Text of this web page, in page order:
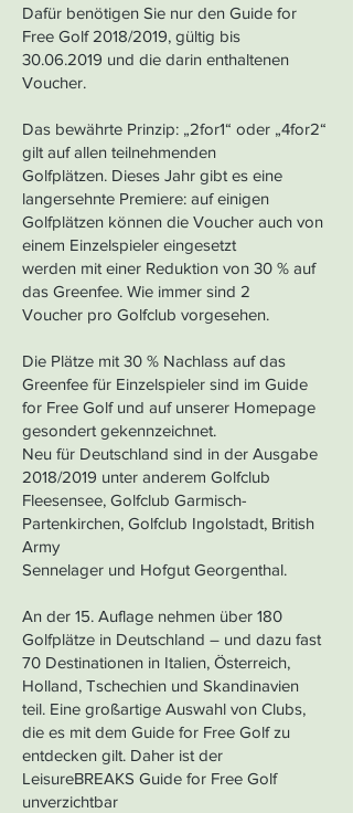
Dafür benötigen Sie nur den Guide for
Free Golf 2018/2019, gültig bis
30.06.2019 und die darin enthaltenen
Voucher.
Das bewährte Prinzip: „2for1“ oder „4for2“
gilt auf allen teilnehmenden
Golfplätzen. Dieses Jahr gibt es eine
langersehnte Premiere: auf einigen
Golfplätzen können die Voucher auch von
einem Einzelspieler eingesetzt
werden mit einer Reduktion von 30 % auf
das Greenfee. Wie immer sind 2
Voucher pro Golfclub vorgesehen.
Die Plätze mit 30 % Nachlass auf das
Greenfee für Einzelspieler sind im Guide
for Free Golf und auf unserer Homepage
gesondert gekennzeichnet.
Neu für Deutschland sind in der Ausgabe
2018/2019 unter anderem Golfclub
Fleesensee, Golfclub Garmisch-
Partenkirchen, Golfclub Ingolstadt, British
Army
Sennelager und Hofgut Georgenthal.
An der 15. Auflage nehmen über 180
Golfplätze in Deutschland – und dazu fast
70 Destinationen in Italien, Österreich,
Holland, Tschechien und Skandinavien
teil. Eine großartige Auswahl von Clubs,
die es mit dem Guide for Free Golf zu
entdecken gilt. Daher ist der
LeisureBREAKS Guide for Free Golf
unverzichtbar